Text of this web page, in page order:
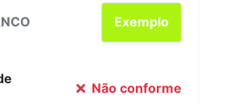
Exemplo
Não conforme